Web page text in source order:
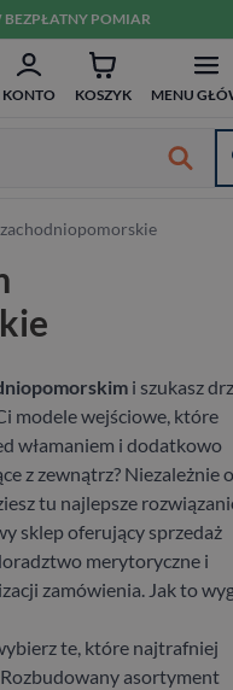
POMIAR
KONTO KOSZYK MENU
i szukasz
modele wejściowe, które
włamaniem i dodatkowo
z zewnątrz? Niezależnie
tu najlepsze
sklep oferujący sprzedaż
merytoryczne i
zamówienia. Jak to
te, które najtrafniej
asortyment